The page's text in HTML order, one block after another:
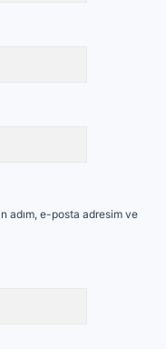
adım, e-posta adresim ve